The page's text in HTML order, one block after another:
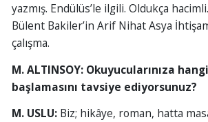
yazmış. Endülüs’le ilgili. Oldukça
Bülent Bakiler’in Arif Nihat Asya
çalışma.
M. ALTINSOY: Okuyucularınıza
başlamasını tavsiye ediyorsunuz?
M. USLU:Biz; hikâye, roman, hatta